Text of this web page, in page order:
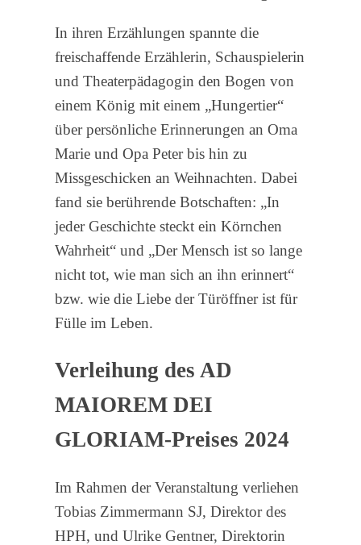
In ihren Erzählungen spannte die
freischaffende Erzählerin, Schauspielerin
und Theaterpädagogin den Bogen von
einem König mit einem „Hungertier“
über persönliche Erinnerungen an Oma
Marie und Opa Peter bis hin zu
Missgeschicken an Weihnachten. Dabei
fand sie berührende Botschaften: „In
jeder Geschichte steckt ein Körnchen
Wahrheit“ und „Der Mensch ist so lange
nicht tot, wie man sich an ihn erinnert“
bzw. wie die Liebe der Türöffner ist für
Fülle im Leben.
Verleihung des AD
MAIOREM DEI
GLORIAM-Preises 2024
Im Rahmen der Veranstaltung verliehen
Tobias Zimmermann SJ, Direktor des
HPH, und Ulrike Gentner, Direktorin